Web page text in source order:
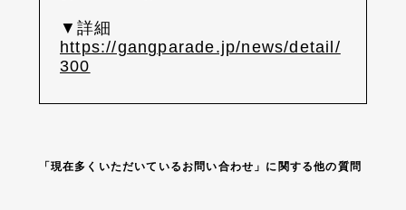
▼詳細
https://gangparade.jp/news/detail/
300
「現在多くいただいているお問い合わせ」に関する他の質問